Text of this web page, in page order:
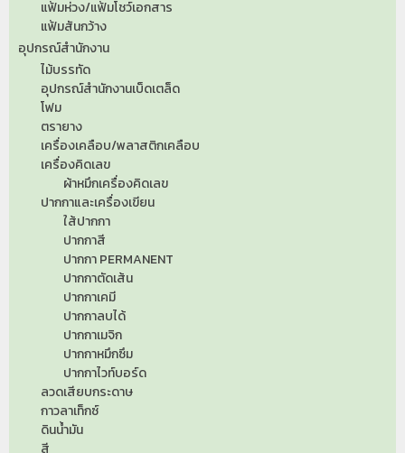
แฟ้มห่วง/แฟ้มโชว์เอกสาร
แฟ้มสันกว้าง
อุปกรณ์สำนักงาน
ไม้บรรทัด
อุปกรณ์สำนักงานเบ็ดเตล็ด
โฟม
ตรายาง
เครื่องเคลือบ/พลาสติกเคลือบ
เครื่องคิดเลข
ผ้าหมึกเครื่องคิดเลข
ปากกาและเครื่องเขียน
ใส้ปากกา
ปากกาสี
ปากกา PERMANENT
ปากกาตัดเส้น
ปากกาเคมี
ปากกาลบได้
ปากกาเมจิก
ปากกาหมึกซึม
ปากกาไวท์บอร์ด
ลวดเสียบกระดาษ
กาวลาเท็กซ์
ดินน้ำมัน